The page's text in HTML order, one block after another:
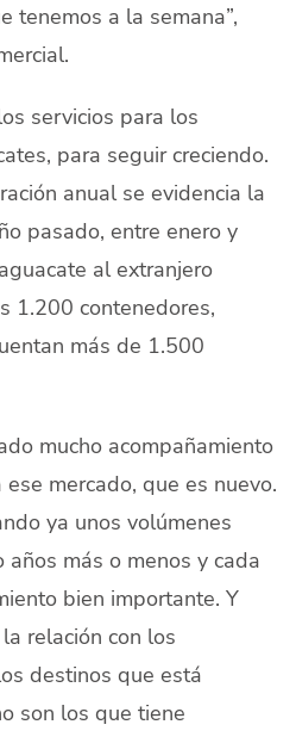
tenemos a la semana”,
servicios para los
para seguir creciendo.
anual se evidencia la
pasado, entre enero y
al extranjero
1.200 contenedores,
más de 1.500
mucho acompañamiento
mercado, que es nuevo.
ya unos volúmenes
años más o menos y cada
bien importante. Y
relación con los
destinos que está
son los que tiene